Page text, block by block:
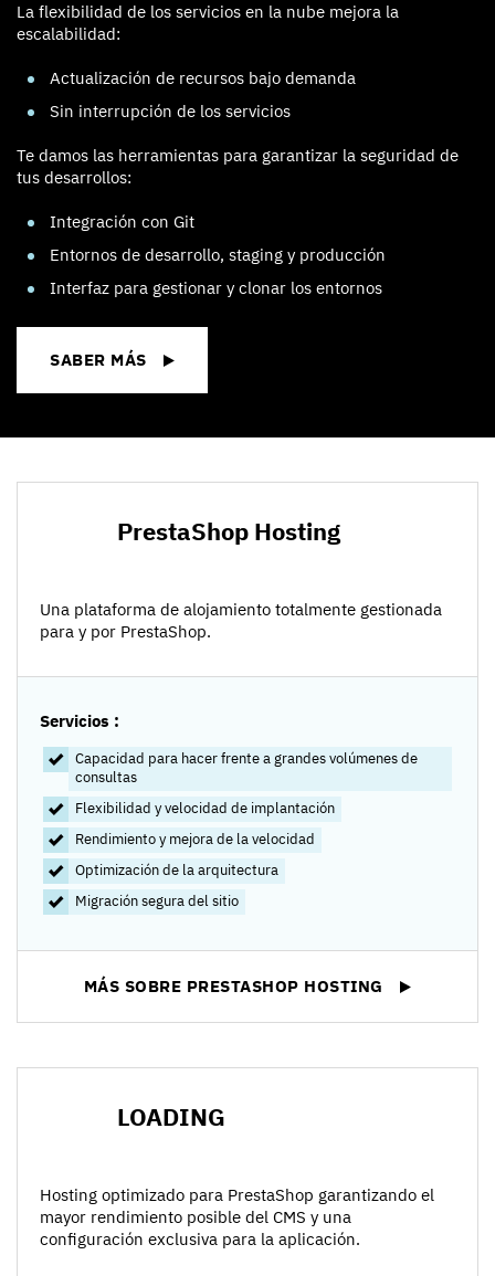
La flexibilidad de los servicios en la nube mejora la
escalabilidad:
Actualización de recursos bajo demanda
Sin interrupción de los servicios
Te damos las herramientas para garantizar la seguridad de
tus desarrollos:
Integración con Git
Entornos de desarrollo, staging y producción
Interfaz para gestionar y clonar los entornos
SABER MÁS
PrestaShop Hosting
Una plataforma de alojamiento totalmente gestionada
para y por PrestaShop.
Servicios :
Capacidad para hacer frente a grandes volúmenes de
consultas
Flexibilidad y velocidad de implantación
Rendimiento y mejora de la velocidad
Optimización de la arquitectura
Migración segura del sitio
MÁS SOBRE PRESTASHOP HOSTING
LOADING
Hosting optimizado para PrestaShop garantizando el
mayor rendimiento posible del CMS y una
configuración exclusiva para la aplicación.